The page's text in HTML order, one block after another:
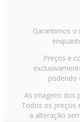
Garantimos
Preços e
podendo
As imagens dos
Todos os preços
a alteração